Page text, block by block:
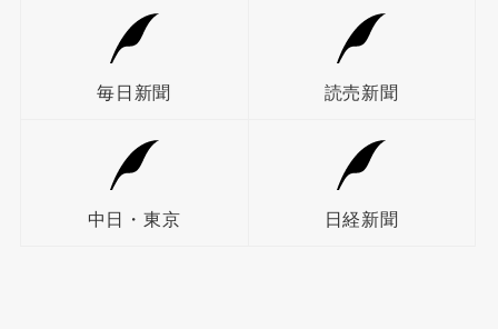
毎日新聞 読売新聞
中日・東京 日経新聞